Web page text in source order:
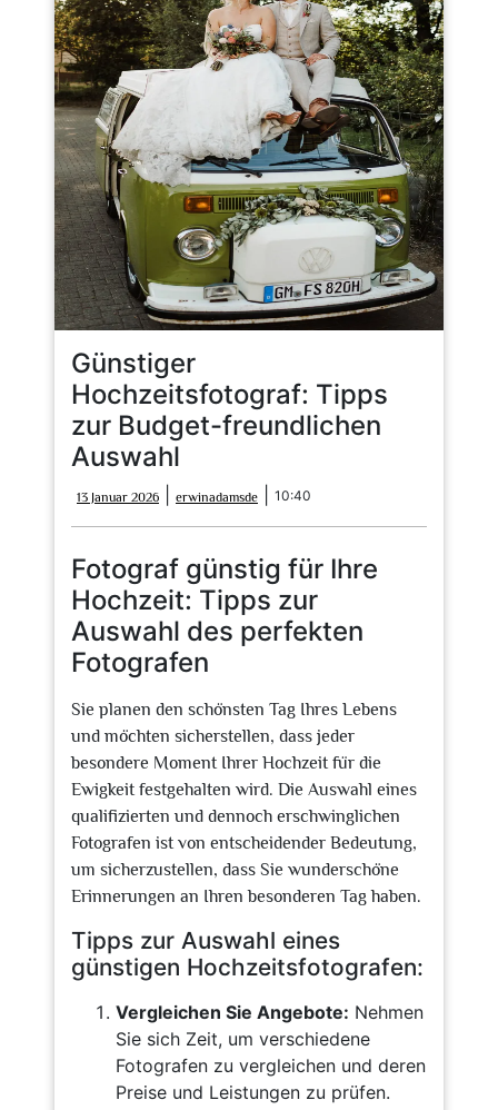
Günstiger
Hochzeitsfotograf: Tipps
zur Budget-freundlichen
Auswahl
13 Januar 2026
Januar
2026
erwinadamsde erwinadamsde
10:40
Fotograf günstig für Ihre
Hochzeit: Tipps zur
Auswahl des perfekten
Fotografen
Sie planen den schönsten Tag Ihres Lebens
und möchten sicherstellen, dass jeder
besondere Moment Ihrer Hochzeit für die
Ewigkeit festgehalten wird. Die Auswahl eines
qualifizierten und dennoch erschwinglichen
Fotografen ist von entscheidender Bedeutung,
um sicherzustellen, dass Sie wunderschöne
Erinnerungen an Ihren besonderen Tag haben.
Tipps zur Auswahl eines
günstigen Hochzeitsfotografen:
Vergleichen Sie Angebote: Nehmen
Sie sich Zeit, um verschiedene
Fotografen zu vergleichen und deren
Preise und Leistungen zu prüfen.